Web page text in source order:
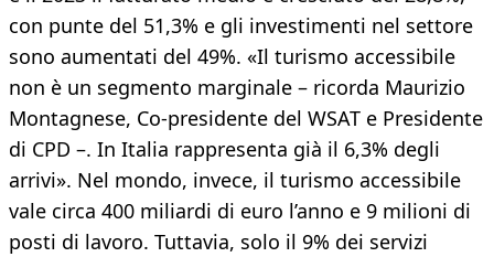
con punte del 51,3% e gli investimenti nel settore
sono aumentati del 49%. «Il turismo accessibile
non è un segmento marginale – ricorda Maurizio
Montagnese, Co-presidente del WSAT e Presidente
di CPD –. In Italia rappresenta già il 6,3% degli
arrivi». Nel mondo, invece, il turismo accessibile
vale circa 400 miliardi di euro l’anno e 9 milioni di
posti di lavoro. Tuttavia, solo il 9% dei servizi